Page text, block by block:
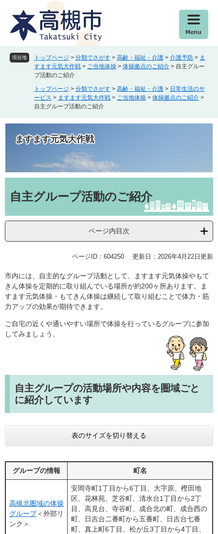
現在地 トップページ > 分類でさがす > 高齢・福祉・介護 > 介護予防 > ま
すます元気大作戦 > ご当地体操 > 体操拠点のご紹介 > 自主グルー
プ活動のご紹介
トップページ > 分類でさがす > 高齢・福祉・介護 > 日常生活のサ
ービス > ますます元気大作戦 > ご当地体操 > 体操拠点のご紹介 >
自主グループ活動のご紹介
ますます元気大作戦
文自主グループ活動のご紹介
ページ内目次
ページID：604250 更新日：2026年4月22日更新
市内には、自主的なグループ活動として、ますます元気体操やもて
きん体操を定期的に取り組んでいる場所が約200ヶ所あります。ま
すます元気体操・もてきん体操は継続して取り組むことで体力・筋
力アップの効果が期待できます。
ご自宅の近くや通いやすい場所で体操を行っているグループに参加
してみましょう。
自主グループの活動場所や内容を圏域ごと
に紹介しています
表のサイズを切り替える
グループの情報 町名
高槻北圏域の体操
グループ＜外部リ
ンク＞
安岡寺町1丁目から6丁目、大字原、樫田地
区、花林苑、芝谷町、清水台1丁目から2丁
目、高見台、寺谷町、成合北の町、成合西の
町、日吉台二番町から五番町、日吉台七番
町、真上町6丁目、松が丘3丁目から4丁目、